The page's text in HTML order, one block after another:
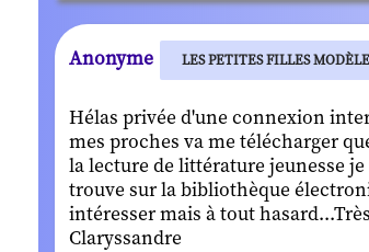
Anonyme LES PETITES FILLES
Hélas privée d'une connexion
mes proches va me télécharger
la lecture de littérature jeunesse
trouve sur la bibliothèque
intéresser mais à tout
Claryssandre